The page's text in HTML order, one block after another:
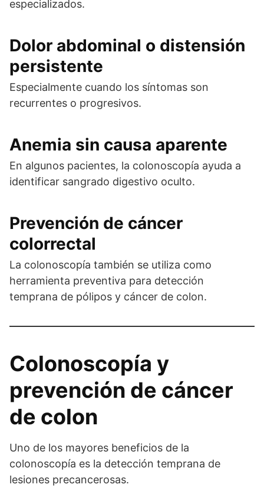
especializados.
Dolor abdominal o distensión
persistente
Especialmente cuando los síntomas son
recurrentes o progresivos.
Anemia sin causa aparente
En algunos pacientes, la colonoscopía ayuda a
identificar sangrado digestivo oculto.
Prevención de cáncer
colorrectal
La colonoscopía también se utiliza como
herramienta preventiva para detección
temprana de pólipos y cáncer de colon.
Colonoscopía y
prevención de cáncer
de colon
Uno de los mayores beneficios de la
colonoscopía es la detección temprana de
lesiones precancerosas.